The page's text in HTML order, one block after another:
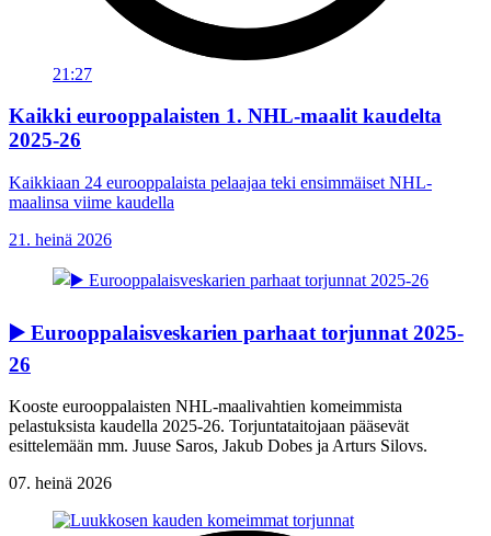
21:27
Kaikki eurooppalaisten 1. NHL-maalit kaudelta
2025-26
Kaikkiaan 24 eurooppalaista pelaajaa teki ensimmäiset NHL-
maalinsa viime kaudella
21. heinä 2026
▶️ Eurooppalaisveskarien parhaat torjunnat 2025-
26
Kooste eurooppalaisten NHL-maalivahtien komeimmista
pelastuksista kaudella 2025-26. Torjuntataitojaan pääsevät
esittelemään mm. Juuse Saros, Jakub Dobes ja Arturs Silovs.
07. heinä 2026